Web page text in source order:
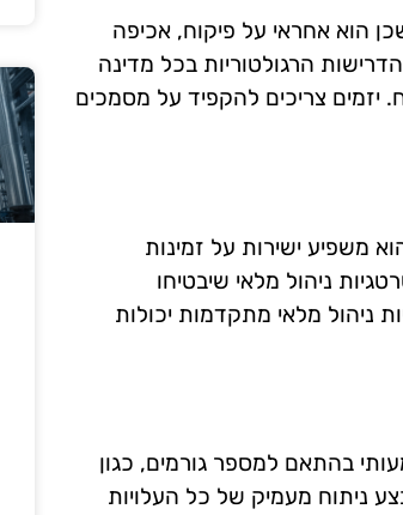
הוא אחראי על פיקוח, אכיפה
הרגולטוריות בכל מדינה
יזמים צריכים להקפיד על מסמכים
משפיע ישירות על זמינות
ניהול מלאי שיבטיחו
ניהול מלאי מתקדמות יכולות
בהתאם למספר גורמים, כגון
ניתוח מעמיק של כל העלויות